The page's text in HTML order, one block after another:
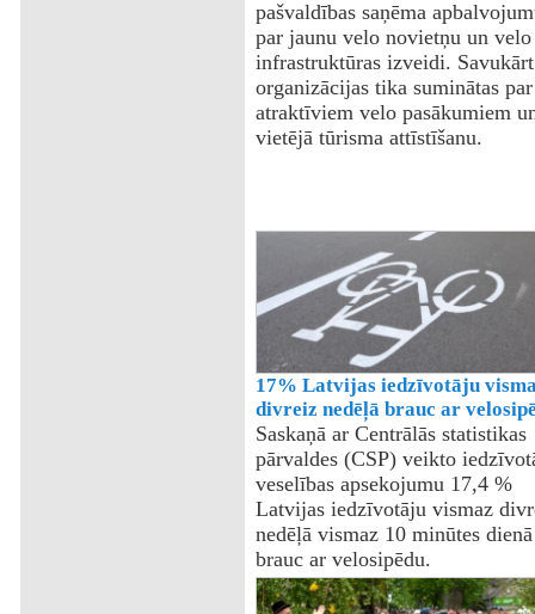
pašvaldības saņēma
par jaunu velo novietņu un velo
infrastruktūras izveidi.
organizācijas tika suminātas par
atraktīviem velo pasākumiem
vietējā tūrisma attīstīšanu.
17% Latvijas iedzīvotāju
divreiz nedēļā brauc ar
Saskaņā ar Centrālās statistikas
pārvaldes (CSP) veikto
veselības apsekojumu 17,4 %
Latvijas iedzīvotāju vismaz
nedēļā vismaz 10 minūtes dienā
brauc ar velosipēdu.